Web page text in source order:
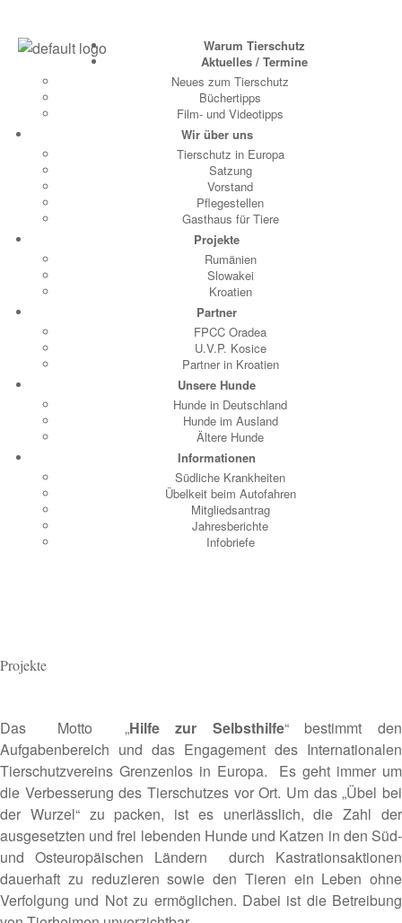
Warum Tierschutz
Aktuelles / Termine
Neues zum Tierschutz
Büchertipps
Film- und Videotipps
Wir über uns
Tierschutz in Europa
Satzung
Vorstand
Pflegestellen
Gasthaus für Tiere
Projekte
Rumänien
Slowakei
Kroatien
Partner
FPCC Oradea
U.V.P. Kosice
Partner in Kroatien
Unsere Hunde
Hunde in Deutschland
Hunde im Ausland
Ältere Hunde
Informationen
Südliche Krankheiten
Übelkeit beim Autofahren
Mitgliedsantrag
Jahresberichte
Infobriefe
Projekte
Das Motto „Hilfe zur Selbsthilfe“ bestimmt den
Aufgabenbereich und das Engagement des Internationalen
Tierschutzvereins Grenzenlos in Europa. Es geht immer um
die Verbesserung des Tierschutzes vor Ort. Um das „Übel bei
der Wurzel“ zu packen, ist es unerlässlich, die Zahl der
ausgesetzten und frei lebenden Hunde und Katzen in den Süd-
und Osteuropäischen Ländern durch Kastrationsaktionen
dauerhaft zu reduzieren sowie den Tieren ein Leben ohne
Verfolgung und Not zu ermöglichen. Dabei ist die Betreibung